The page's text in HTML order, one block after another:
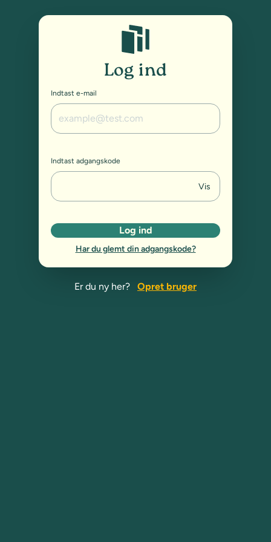
Log ind
Indtast e-mail
Indtast adgangskode
Vis
Log ind
Har du glemt din adgangskode?
Er du ny her? Opret bruger